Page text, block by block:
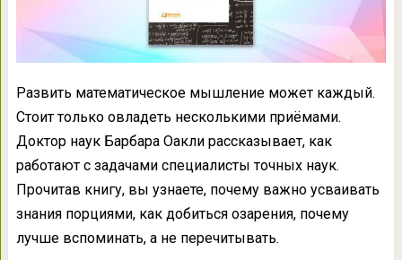
Развить математическое мышление может каждый.
Стоит только овладеть несколькими приёмами.
Доктор наук Барбара Оакли рассказывает, как
работают с задачами специалисты точных наук.
Прочитав книгу, вы узнаете, почему важно усваивать
знания порциями, как добиться озарения, почему
лучше вспоминать, а не перечитывать.